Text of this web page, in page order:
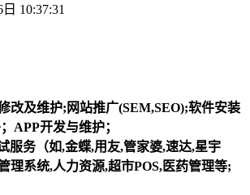
10:37:31
改及维护;网站推广(SEM,SEO);软件安装
APP开发与维护；
服务（如,金蝶,用友,管家婆,速达,星宇
理系统,人力资源,超市POS,医药管理等;